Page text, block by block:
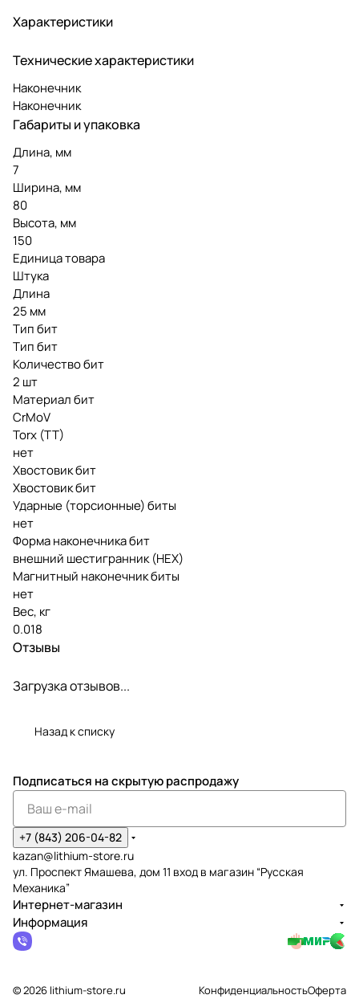
Характеристики
Технические характеристики
Наконечник
Наконечник
Габариты и упаковка
Длина, мм
7
Ширина, мм
80
Высота, мм
150
Единица товара
Штука
Длина
25 мм
Тип бит
Тип бит
Количество бит
2 шт
Материал бит
CrMoV
Torx (TT)
нет
Хвостовик бит
Хвостовик бит
Ударные (торсионные) биты
нет
Форма наконечника бит
внешний шестигранник (HEX)
Магнитный наконечник биты
нет
Вес, кг
0.018
Отзывы
Загрузка отзывов...
Назад к списку
Подписаться на скрытую распродажу
+7 (843) 206-04-82
kazan@lithium-store.ru
ул. Проспект Ямашева, дом 11 вход в магазин “Русская
Механика”
Интернет-магазин
Информация
© 2026 lithium-store.ru КонфиденциальностьОферта